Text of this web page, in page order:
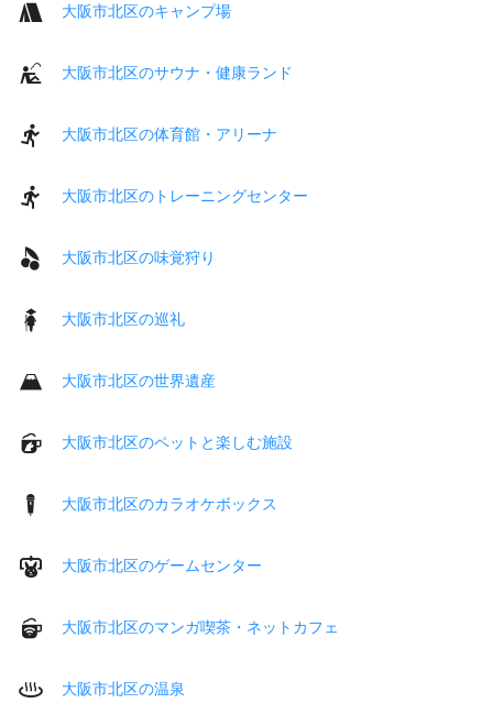
大阪市北区のキャンプ場
大阪市北区のサウナ・健康ランド
大阪市北区の体育館・アリーナ
大阪市北区のトレーニングセンター
大阪市北区の味覚狩り
大阪市北区の巡礼
大阪市北区の世界遺産
大阪市北区のペットと楽しむ施設
大阪市北区のカラオケボックス
大阪市北区のゲームセンター
大阪市北区のマンガ喫茶・ネットカフェ
大阪市北区の温泉